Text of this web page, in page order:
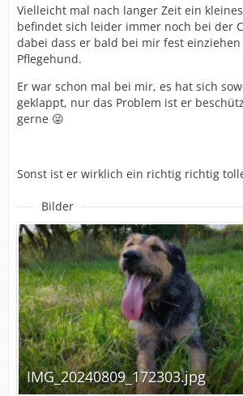
Vielleicht mal nach langer Zeit ein
befindet sich leider immer noch bei der
dabei dass er bald bei mir fest
Pflegehund.
Er war schon mal bei mir, es hat sich
geklappt, nur das Problem ist er
gerne 😜
Sonst ist er wirklich ein richtig richtig
Bilder
IMG_20240809_172303.jpg